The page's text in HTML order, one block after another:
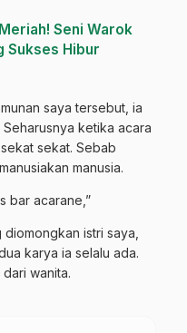
Seni Warok
Sukses Hibur
saya tersebut, ia
ketika acara
sekat. Sebab
manusia.
bar acarane,”
istri saya,
karya ia selalu ada.
wanita.